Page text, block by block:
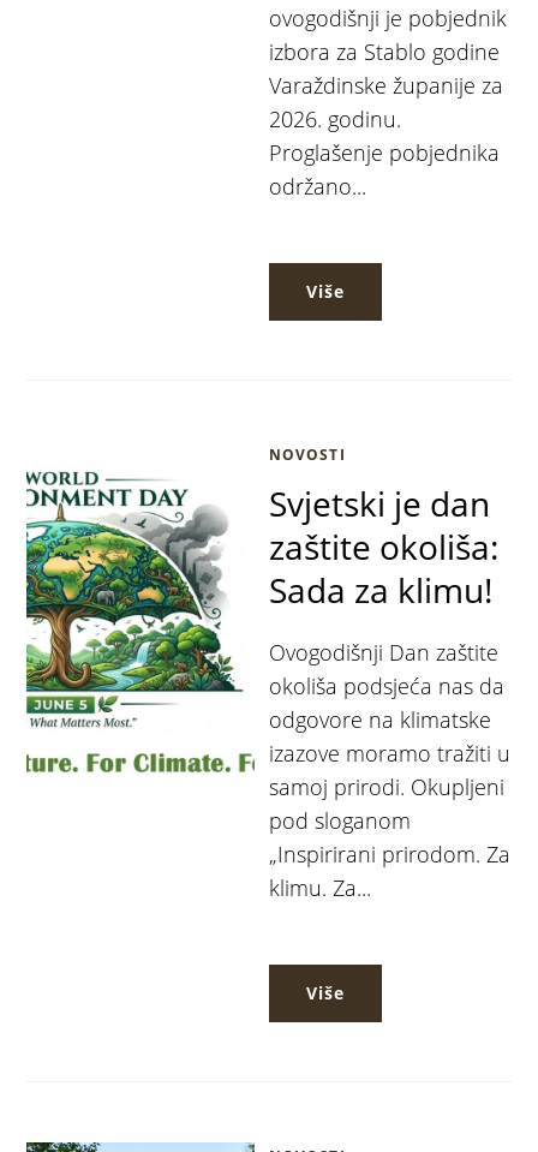
ovogodišnji je pobjednik
izbora za Stablo godine
Varaždinske županije za
2026. godinu.
Proglašenje pobjednika
održano...
Više
NOVOSTI
Svjetski je dan
zaštite okoliša:
Sada za klimu!
Ovogodišnji Dan zaštite
okoliša podsjeća nas da
odgovore na klimatske
izazove moramo tražiti u
samoj prirodi. Okupljeni
pod sloganom
„Inspirirani prirodom. Za
klimu. Za...
Više